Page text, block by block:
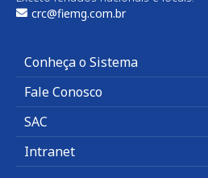
crc@fiemg.com.br
Conheça o Sistema
Fale Conosco
SAC
Intranet